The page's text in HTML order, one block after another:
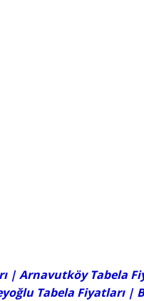
|Arnavutköy Tabela
Tabela Fiyatları|